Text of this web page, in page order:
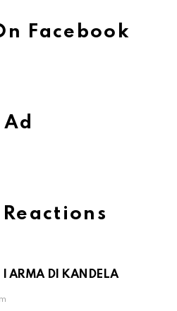
Facebook
Ad
I ARMA DI KANDELA